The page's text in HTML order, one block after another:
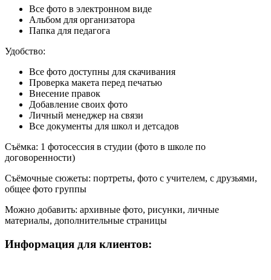
Все фото в электронном виде
Альбом для организатора
Папка для педагога
Удобство:
Все фото доступны для скачивания
Проверка макета перед печатью
Внесение правок
Добавление своих фото
Личный менеджер на связи
Все документы для школ и детсадов
Съёмка: 1 фотосессия в студии (фото в школе по
договоренности)
Съёмочные сюжеты: портреты, фото с учителем, с друзьями,
общее фото группы
Можно добавить: архивные фото, рисунки, личные
материалы, дополнительные страницы
Информация для клиентов: